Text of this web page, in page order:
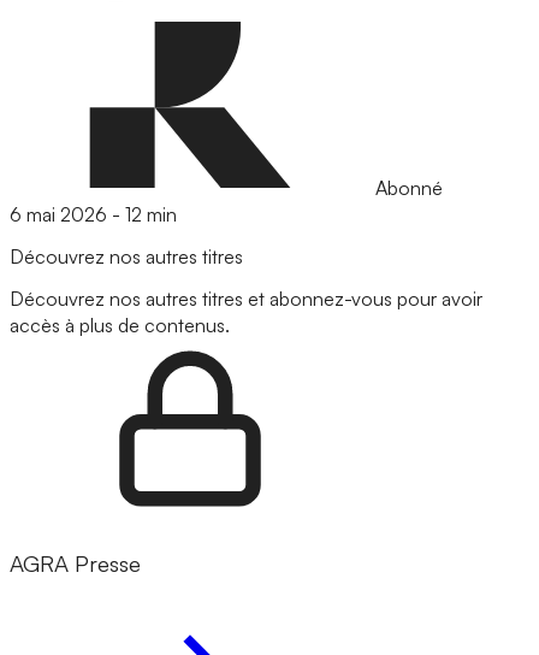
Abonné
6 mai 2026 - 12 min
Découvrez nos autres titres
Découvrez nos autres titres et abonnez-vous pour avoir
accès à plus de contenus.
AGRA Presse